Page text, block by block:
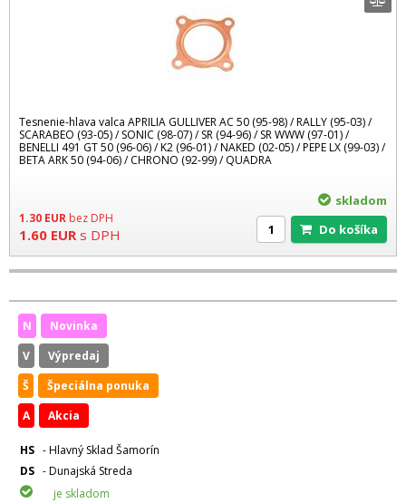
Tesnenie-hlava valca APRILIA GULLIVER AC 50 (95-98) / RALLY (95-03) /
SCARABEO (93-05) / SONIC (98-07) / SR (94-96) / SR WWW (97-01) /
BENELLI 491 GT 50 (96-06) / K2 (96-01) / NAKED (02-05) / PEPE LX (99-03) /
BETA ARK 50 (94-06) / CHRONO (92-99) / QUADRA
1.30 EUR bez DPH
1.60 EUR s DPH
skladom
Do košíka
N
Novinka
V
Výpredaj
Š
Špeciálna ponuka
A
Akcia
HS - Hlavný Sklad Šamorín
DS - Dunajská Streda
je skladom